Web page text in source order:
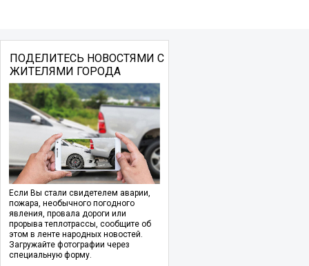
ПОДЕЛИТЕСЬ НОВОСТЯМИ С
ЖИТЕЛЯМИ ГОРОДА
Если Вы стали свидетелем аварии,
пожара, необычного погодного
явления, провала дороги или
прорыва теплотрассы, сообщите об
этом в ленте народных новостей.
Загружайте фотографии через
специальную форму.